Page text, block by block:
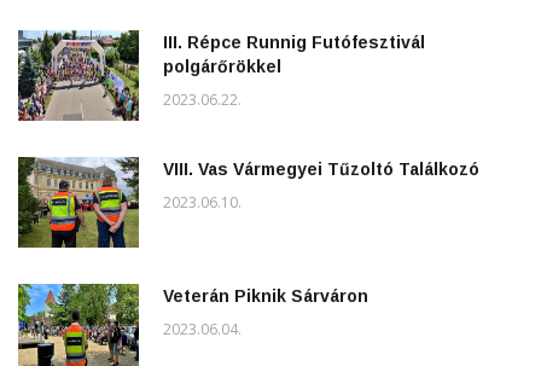
III. Répce Runnig Futófesztivál
polgárőrökkel
2023.06.22.
VIII. Vas Vármegyei Tűzoltó Találkozó
2023.06.10.
Veterán Piknik Sárváron
2023.06.04.